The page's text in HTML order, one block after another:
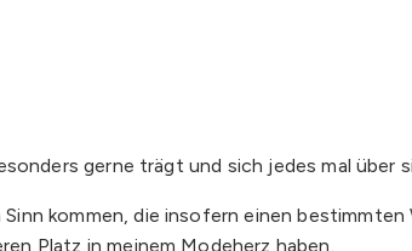
gerne trägt und sich jedes mal über
kommen, die insofern einen
Platz in meinem Modeherz haben.